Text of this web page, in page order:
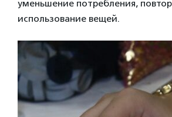
уменьшение потребления,
использование вещей.